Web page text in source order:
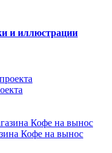
и иллюстрации
Кофе на вынос